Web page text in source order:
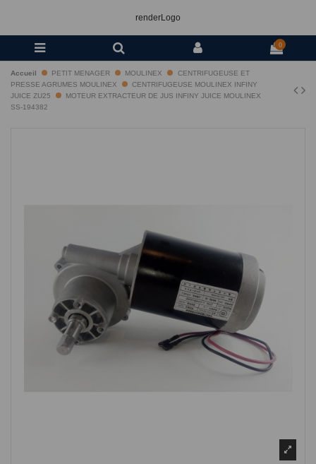
renderLogo
0
Accueil PETIT MENAGER MOULINEX
CENTRIFUGEUSE ET
PRESSE AGRUMES MOULINEX
CENTRIFUGEUSE MOULINEX INFINY
JUICE ZU25
MOTEUR EXTRACTEUR DE JUS INFINY JUICE MOULINEX
SS-194382